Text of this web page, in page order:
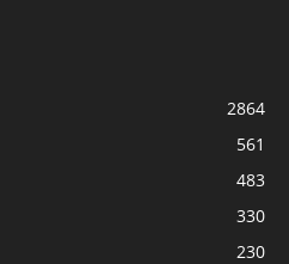
2864
561
483
330
230